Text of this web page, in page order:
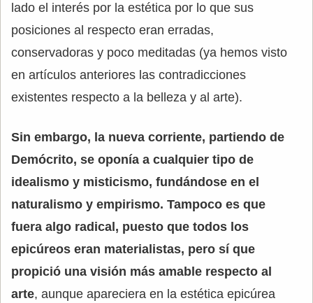
lado el interés por la estética por lo que sus
posiciones al respecto eran erradas,
conservadoras y poco meditadas (ya hemos visto
en artículos anteriores las contradicciones
existentes respecto a la belleza y al arte).
Sin embargo, la nueva corriente, partiendo de
Demócrito, se oponía a cualquier tipo de
idealismo y misticismo, fundándose en el
naturalismo y empirismo. Tampoco es que
fuera algo radical, puesto que todos los
epicúreos eran materialistas, pero sí que
propició una visión más amable respecto al
arte, aunque apareciera en la estética epicúrea